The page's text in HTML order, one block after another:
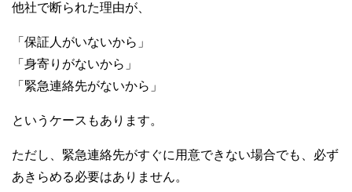
他社で断られた理由が、
「保証人がいないから」
「身寄りがないから」
「緊急連絡先がないから」
というケースもあります。
ただし、緊急連絡先がすぐに用意できない場合でも、必ず
あきらめる必要はありません。